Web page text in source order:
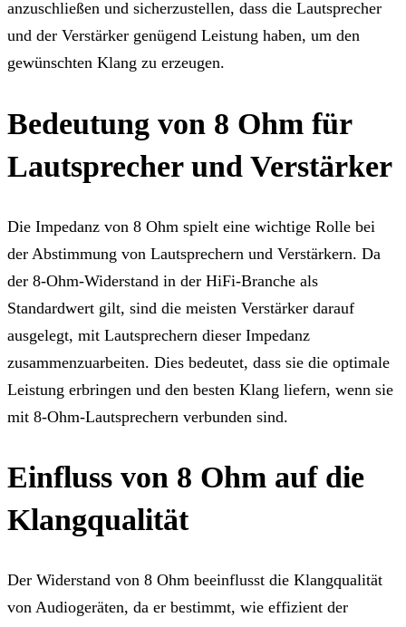
anzuschließen und sicherzustellen, dass die Lautsprecher
und der Verstärker genügend Leistung haben, um den
gewünschten Klang zu erzeugen.
Bedeutung von 8 Ohm für
Lautsprecher und Verstärker
Die Impedanz von 8 Ohm spielt eine wichtige Rolle bei
der Abstimmung von Lautsprechern und Verstärkern. Da
der 8-Ohm-Widerstand in der HiFi-Branche als
Standardwert gilt, sind die meisten Verstärker darauf
ausgelegt, mit Lautsprechern dieser Impedanz
zusammenzuarbeiten. Dies bedeutet, dass sie die optimale
Leistung erbringen und den besten Klang liefern, wenn sie
mit 8-Ohm-Lautsprechern verbunden sind.
Einfluss von 8 Ohm auf die
Klangqualität
Der Widerstand von 8 Ohm beeinflusst die Klangqualität
von Audiogeräten, da er bestimmt, wie effizient der